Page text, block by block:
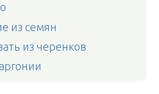
из семян
из черенков